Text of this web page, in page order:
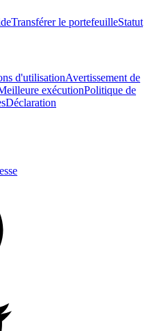
Transférer le portefeuilleStatut
d'utilisationAvertissement de
exécutionPolitique de
Déclaration